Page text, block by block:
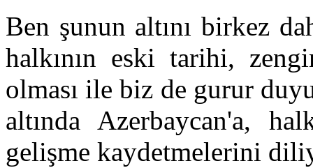
Ben şunun altını birkez
halkının eski tarihi,
olması ile biz de gurur
altında Azerbaycan'a,
gelişme kaydetmelerini